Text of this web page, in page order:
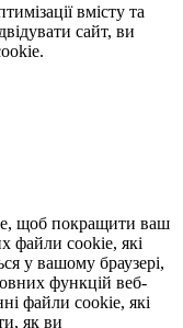
вмісту та
сайт, ви
щоб покращити ваш
файли cookie, які
у вашому браузері,
функцій веб-
файли cookie, які
як ви